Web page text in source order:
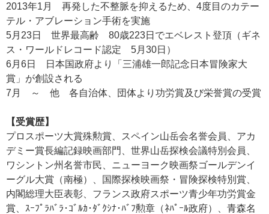
2013年1月 再発した不整脈を抑えるため、4度目のカテー
テル・アブレーション手術を実施
5月23日 世界最高齢 80歳223日でエベレスト登頂（ギネ
ス・ワールドレコード認定 5月30日）
6月6日 日本国政府より「三浦雄一郎記念日本冒険家大
賞」が創設される
7月 ～ 他 各自治体、団体より功労賞及び栄誉賞の受賞
【受賞歴】
プロスポーツ大賞殊勲賞、スペイン山岳会名誉会員、アカ
デミー賞長編記録映画部門、世界山岳探検会議特別会員、
ワシントン州名誉市民、ニューヨーク映画祭ゴールデンイ
ーグル大賞（南極）、国際探検映画祭・冒険探検特別賞、
内閣総理大臣表彰、フランス政府スポーツ青少年功労賞金
賞、ｽｰﾌﾟﾗﾊﾞﾗ･ｺﾞﾙｶ･ﾀﾞｸｼﾅ･ﾊﾞﾌ勲章（ﾈﾊﾟｰﾙ政府）、青森名